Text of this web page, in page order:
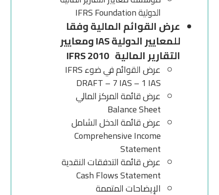
الدولية IFRS Foundation
عرض القوائم المالية وفقا
للمعايير الدولية IAS ومعايير
التقارير المالية IFRS 2010
عرض القوائم في ضوء IFRS
DRAFT – 7 IAS – 1 IAS
عرض قائمة المركز المالي
Balance Sheet
عرض قائمة الدخل الشامل
Comprehensive Income
Statement
عرض قائمة التدفقات النقدية
Cash Flows Statement
الإيضاحات المتممة